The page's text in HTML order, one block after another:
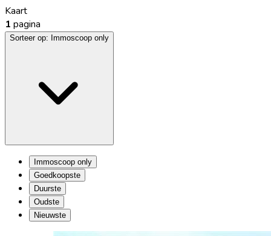
Kaart
1 pagina
Sorteer op: Immoscoop only
Immoscoop only
Goedkoopste
Duurste
Oudste
Nieuwste